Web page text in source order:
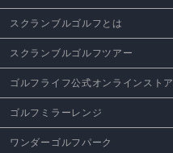
スクランブルゴルフとは
スクランブルゴルフツアー
ゴルフライフ公式オンラインストア
ゴルフミラーレンジ
ワンダーゴルフパーク